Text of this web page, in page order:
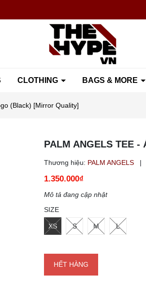
CLOTHING BAGS & MORE
(Black) [Mirror Quality]
PALM ANGELS TEE
Thương hiệu: PALM ANGELS |
1.350.000₫
Mô tả đang cập nhật
SIZE
XS S M L
HẾT HÀNG